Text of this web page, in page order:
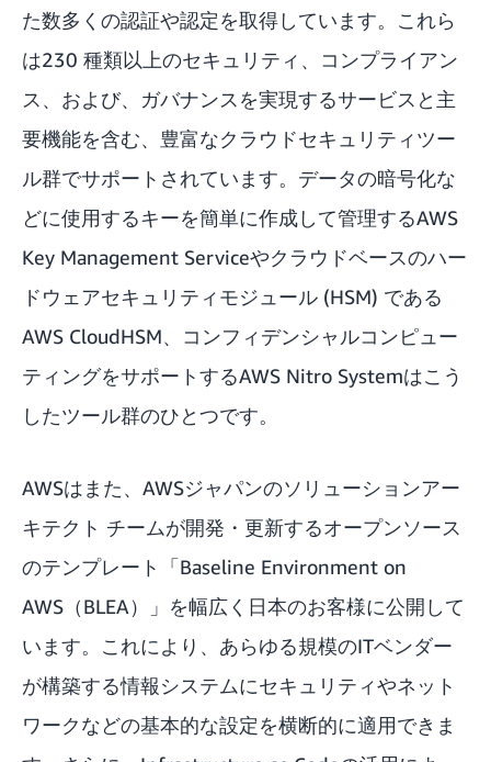
た数多くの認証や認定を取得しています。これら
は230 種類以上のセキュリティ、コンプライアン
ス、および、ガバナンスを実現するサービスと主
要機能を含む、豊富なクラウドセキュリティツー
ル群でサポートされています。データの暗号化な
どに使用するキーを簡単に作成して管理するAWS
Key Management Serviceやクラウドベースのハー
ドウェアセキュリティモジュール (HSM) である
AWS CloudHSM、 コンフィデンシャルコンピュー
ティングをサポートするAWS Nitro Systemはこう
したツール群のひとつです。
AWSはまた、AWSジャパンのソリューションアー
キテクト チームが開発・更新するオープンソース
のテンプレート「Baseline Environment on
AWS（BLEA）」を幅広く日本のお客様に公開して
います。これにより、あらゆる規模のITベンダー
が構築する情報システムにセキュリティやネット
ワークなどの基本的な設定を横断的に適用できま